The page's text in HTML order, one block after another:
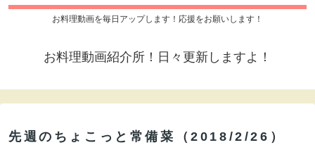
お料理動画を毎日アップします！応援をお願いします！
お料理動画紹介所！日々更新しますよ！
先週のちょこっと常備菜（2018/2/26）